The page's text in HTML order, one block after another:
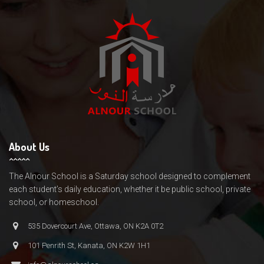
About Us
The Alnour School is a Saturday school designed to complement
each student’s daily education, whether it be public school, private
school, or homeschool.
535 Dovercourt Ave, Ottawa, ON K2A 0T2
101 Penrith St, Kanata, ON K2W 1H1